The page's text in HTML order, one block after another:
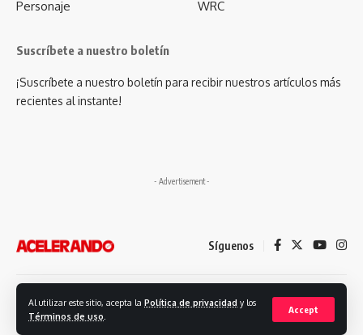
Al utilizar este sitio, acepta la Política de privacidad y los
Términos de uso
Accept
Personaje
WRC
Suscríbete a nuestro boletín
¡Suscríbete a nuestro boletín para recibir nuestros artículos más
recientes al instante!
- Advertisement -
Síguenos
© 2023. Revista Acelerando, Todos los derechos reservados